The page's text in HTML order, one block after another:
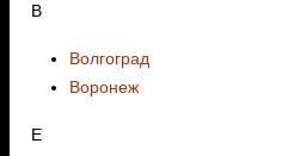
В
Волгоград
Воронеж
E